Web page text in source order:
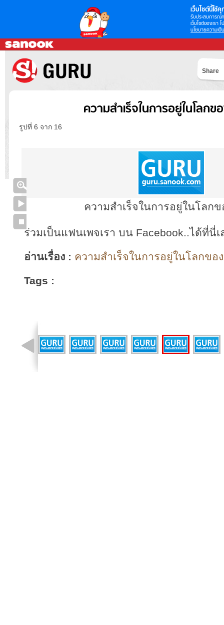
เว็บไซต์นี้ใช้คุ
รับประสบการณ์
เว็บไซต์ของเรา
นโยบายความเป็
Share
ความสำเร็จในการอยู่ในโลกข
รูปที่ 6 จาก 16
ความสำเร็จในการอยู่ในโลก
ร่วมเป็นแฟนเพจเรา บน Facebook..ได้ที่นี่เ
อ่านเรื่อง : ความสำเร็จในการอยู่ในโลกขอ
Tags :